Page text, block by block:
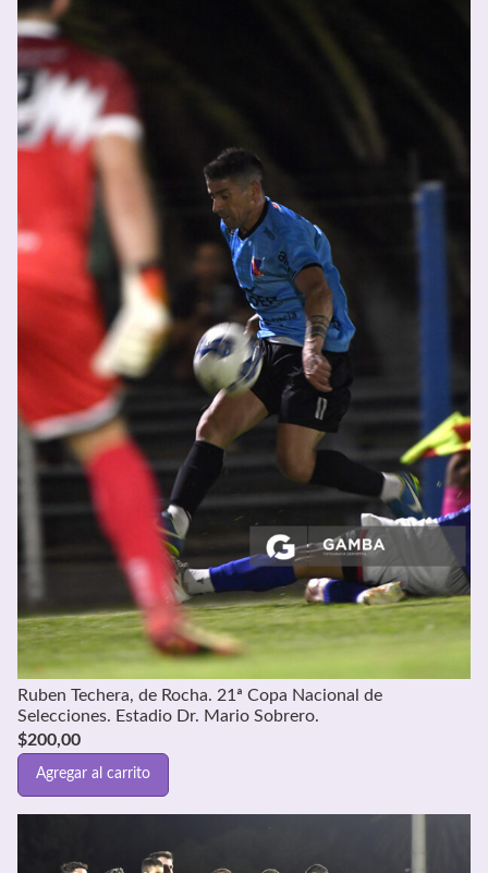
Ruben Techera, de Rocha. 21ª Copa Nacional de
Selecciones. Estadio Dr. Mario Sobrero.
$200,00
Agregar al carrito